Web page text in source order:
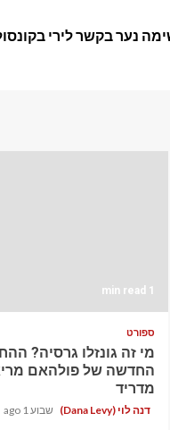
נער בקשר לירי
1 min read
ספורט
מי זה גונזלו גרסיה?
החדשה של פולהאם
מדריד
דנה לוי (Dana Levy) שבוע 1 ago